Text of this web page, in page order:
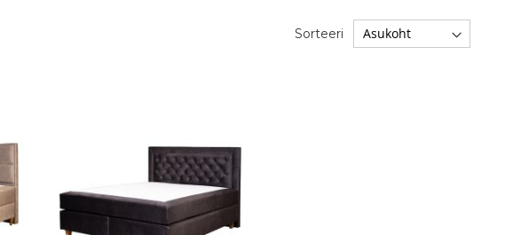
Sorteeri